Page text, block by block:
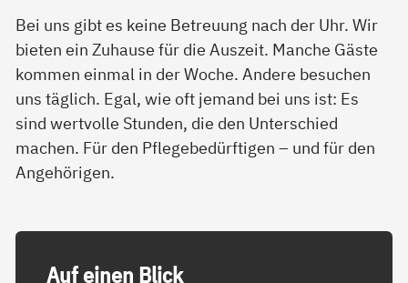
Bei uns gibt es keine Betreuung nach der Uhr. Wir
bieten ein Zuhause für die Auszeit. Manche Gäste
kommen einmal in der Woche. Andere besuchen
uns täglich. Egal, wie oft jemand bei uns ist: Es
sind wertvolle Stunden, die den Unterschied
machen. Für den Pflegebedürftigen – und für den
Angehörigen.
Auf ei­nen Blick